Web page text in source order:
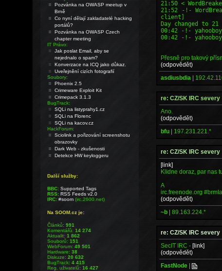
21:50 <
21:52 -!-
client]
Day changed to 21
00:42 -!-
00:42 -!-
Přesně pro takový
(odpovědět)
asdiusbdia |
re: CZ/SK IRC severy
Ano.
(odpovědět)
bfu | 197.231.221.*
re: CZ/SK IRC severy
[link]
Klidne doraz, par nas
A
irc.freenode.org
(odpovědět)
~b |89.163.224.*
re: CZ/SK IRC severy
SecIT IRC -[link]
(odpovědět)
FastNode |
Pozvánka na OWASP meetup v
Brně
Co nyní dělají zakladatelé hacking
portálů?
Pozvánka na OWASP Czech
chapter meeting
IT Právo:
Jak poslat Email, aby se
nejednalo o spam?
Konverzace na ICQ jako důkaz.
Uveřejnění cizích fotografií
Soubory:
Phoenix 2.5
Crimeware Exploit Kit
Crimepack 3.1.3
BugTrack:
SQLi na listyprahy1.cz
SQLi na Florenc
SQLi na kacov.cz
HackForum:
Sciolink a pořizování screenshotu
obrazovky
Dark Web - zkušenosti
Detekce HW keyloggeru
Další služby:
BBC: Supported Tags
RSS: RSS Feeds v2.0
IRC: #soom(irc.2600.net)
Na SOOM.cz je:
Článků:991
Komentářů:14 274
Aktualit:1 862
Souborů:151
WebForum:49 501
Hardware:38
Diskuze:20 632
BugTrack:4 415
Reg. uživatelů:16 427